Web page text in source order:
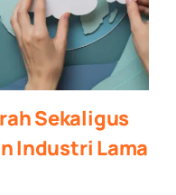
Sekaligus
Industri Lama